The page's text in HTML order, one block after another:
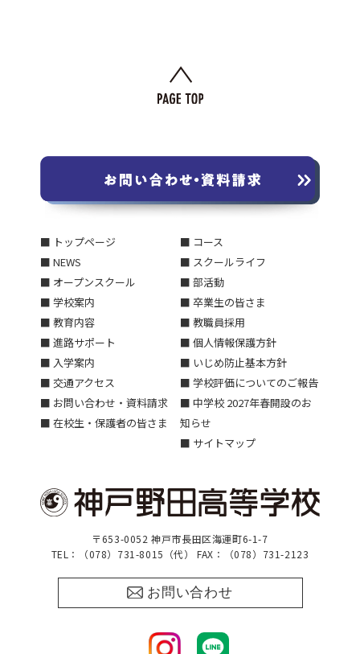
■ トップページ
■ NEWS
■ オープンスクール
■ 学校案内
■ 教育内容
■ 進路サポート
■ 入学案内
■ 交通アクセス
■ お問い合わせ・資料請求
■ 在校生・保護者の皆さま
■ コース
■ スクールライフ
■ 部活動
■ 卒業生の皆さま
■ 教職員採用
■ 個人情報保護方針
■ いじめ防止基本方針
■ 学校評価についてのご報告
■ 中学校 2027年春開設のお
知らせ
■ サイトマップ
〒653-0052 神戸市長田区海運町6-1-7
TEL：（078）731-8015（代） FAX：（078）731-2123
お問い合わせ